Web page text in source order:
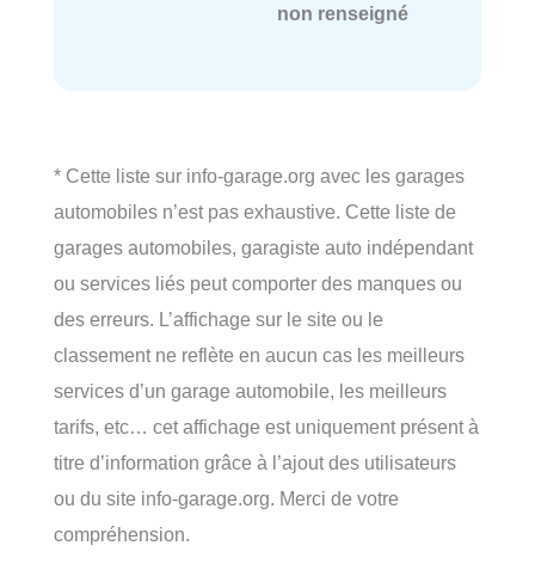
non renseigné
* Cette liste sur info-garage.org avec les garages
automobiles n’est pas exhaustive. Cette liste de
garages automobiles, garagiste auto indépendant
ou services liés peut comporter des manques ou
des erreurs. L’affichage sur le site ou le
classement ne reflète en aucun cas les meilleurs
services d’un garage automobile, les meilleurs
tarifs, etc… cet affichage est uniquement présent à
titre d’information grâce à l’ajout des utilisateurs
ou du site info-garage.org. Merci de votre
compréhension.